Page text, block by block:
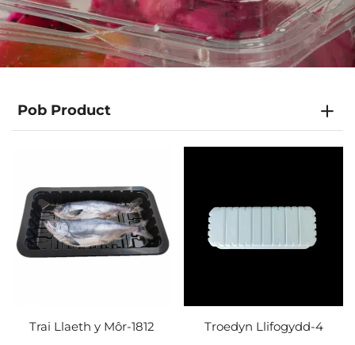
Pob Product
Trai Llaeth y Môr-1812 Troedyn Llifogydd-4